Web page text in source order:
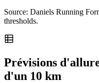
Source: Daniels Running
thresholds.
Prévisions
d'un 10 km